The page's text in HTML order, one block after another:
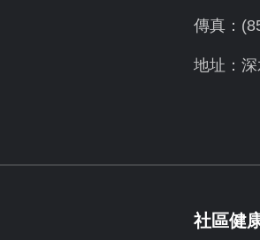
傳真：
地址：
社區健